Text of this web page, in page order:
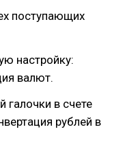
поступающих
настройку:
валют.
галочки в счете
рублей в